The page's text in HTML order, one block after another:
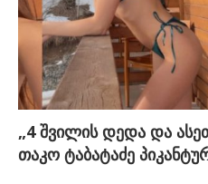
„4 შვილის დედა და
თაკო ტაბატაძე